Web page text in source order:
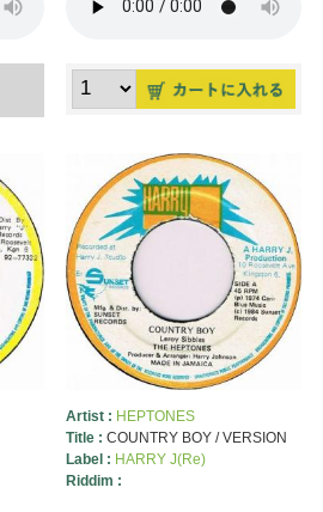
Artist : HEPTONES
Title : COUNTRY BOY / VERSION
Label : HARRY J(Re)
Riddim :